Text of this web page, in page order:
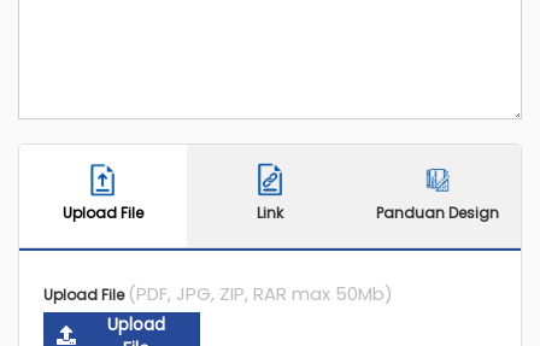
Upload File Link Panduan Design
Upload File (PDF, JPG, ZIP, RAR max 50Mb)
Upload